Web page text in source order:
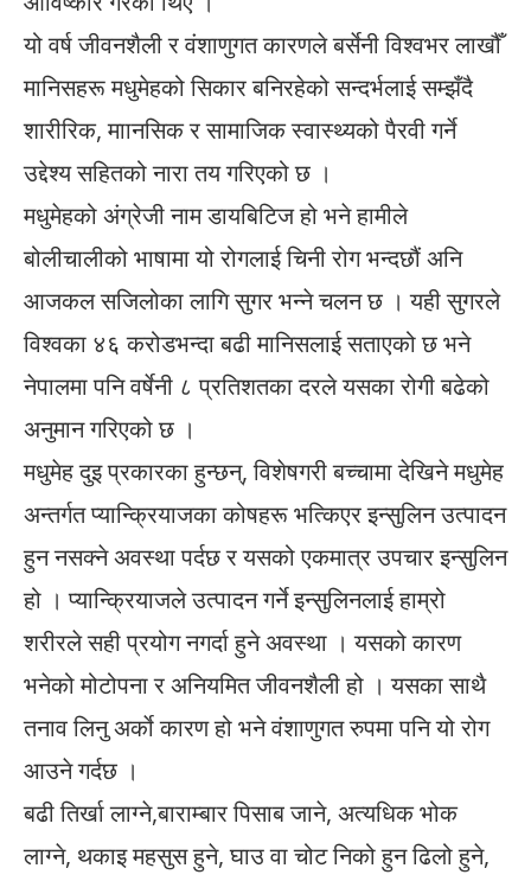
यो वर्ष जीवनशैली र वंशाणुगत कारणले बर्सेनी विश्वभर लाखौँ
मानिसहरू मधुमेहको सिकार बनिरहेको सन्दर्भलाई सम्झँदै
शारीरिक, माानसिक र सामाजिक स्वास्थ्यको पैरवी गर्ने
उद्देश्य सहितको नारा तय गरिएको छ ।
मधुमेहको अंग्रेजी नाम डायबिटिज हो भने हामीले
बोलीचालीको भाषामा यो रोगलाई चिनी रोग भन्दछौं अनि
आजकल सजिलोका लागि सुगर भन्ने चलन छ । यही सुगरले
विश्वका ४६ करोडभन्दा बढी मानिसलाई सताएको छ भने
नेपालमा पनि वर्षेनी ८ प्रतिशतका दरले यसका रोगी बढेको
अनुमान गरिएको छ ।
मधुमेह दुइ प्रकारका हुन्छन्, विशेषगरी बच्चामा देखिने मधुमेह
अन्तर्गत प्यान्क्रियाजका कोषहरू भत्किएर इन्सुलिन उत्पादन
हुन नसक्ने अवस्था पर्दछ र यसको एकमात्र उपचार इन्सुलिन
हो । प्यान्क्रियाजले उत्पादन गर्ने इन्सुलिनलाई हाम्रो
शरीरले सही प्रयोग नगर्दा हुने अवस्था । यसको कारण
भनेको मोटोपना र अनियमित जीवनशैली हो । यसका साथै
तनाव लिनु अर्काे कारण हो भने वंशाणुगत रुपमा पनि यो रोग
आउने गर्दछ ।
बढी तिर्खा लाग्ने,बाराम्बार पिसाब जाने, अत्यधिक भोक
लाग्ने, थकाइ महसुस हुने, घाउ वा चोट निको हुन ढिलो हुने,